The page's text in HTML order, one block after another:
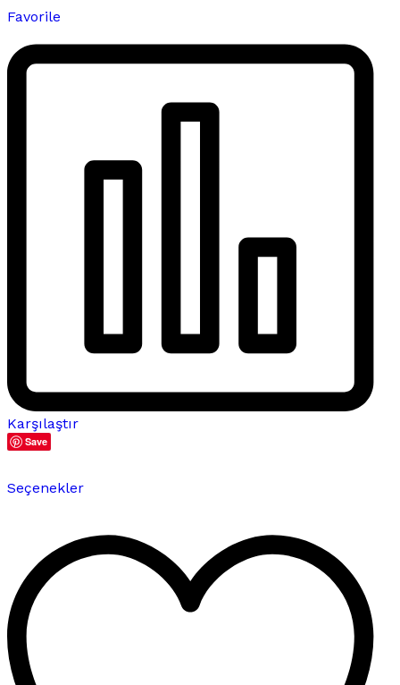
Favorile
Karşılaştır
Save
Seçeneklerürünün
varyasyonu
var.
Seçenekler